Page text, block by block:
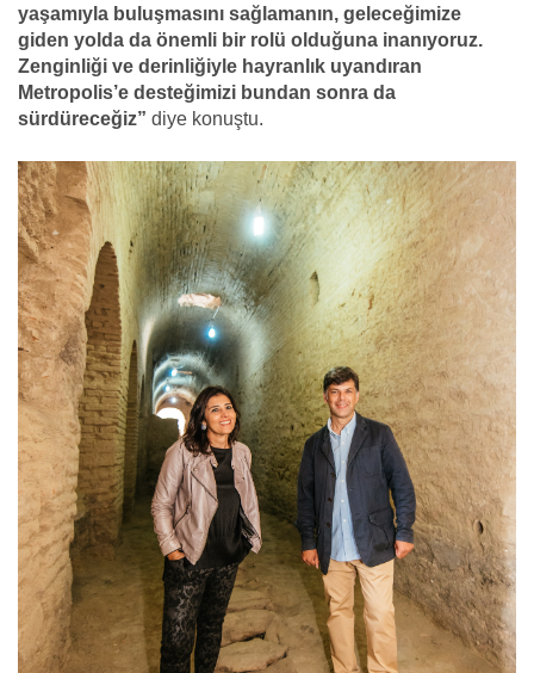
yaşamıyla buluşmasını sağlamanın, geleceğimize
giden yolda da önemli bir rolü olduğuna inanıyoruz.
Zenginliği ve derinliğiyle hayranlık uyandıran
Metropolis’e desteğimizi bundan sonra da
sürdüreceğiz” diye konuştu.